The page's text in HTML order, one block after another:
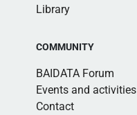
Library
COMMUNITY
BAIDATA Forum
Events and activities
Contact